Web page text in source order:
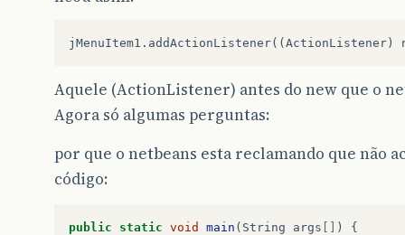
Aquele (ActionListener) antes do new que o
Agora só algumas perguntas:
por que o netbeans esta reclamando que não
código:
public static void main ( String args )
{